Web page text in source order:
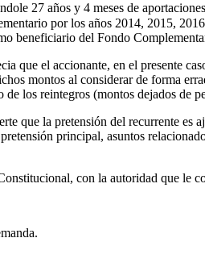
27 años y 4 meses de
por los años 2014, 2015,
beneficiario del Fondo
que el accionante, en el presente
montos al considerar de forma
de los reintegros (montos dejados
que la pretensión del recurrente
principal, asuntos
con la autoridad que le